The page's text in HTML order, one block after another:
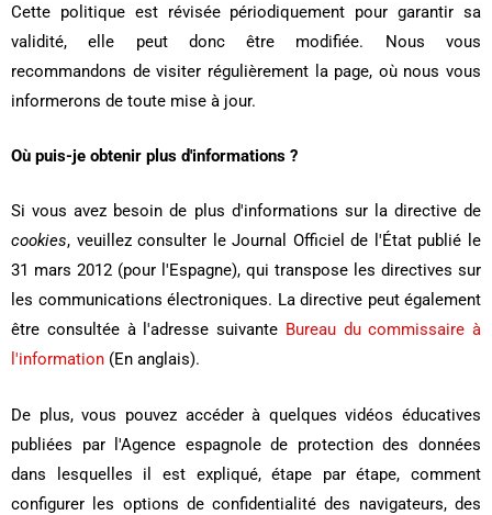
Cette politique est révisée périodiquement pour garantir sa
validité, elle peut donc être modifiée. Nous vous
recommandons de visiter régulièrement la page, où nous vous
informerons de toute mise à jour.
Où puis-je obtenir plus d'informations ?
Si vous avez besoin de plus d'informations sur la directive de
cookies, veuillez consulter le Journal Officiel de l'État publié le
31 mars 2012 (pour l'Espagne), qui transpose les directives sur
les communications électroniques. La directive peut également
être consultée à l'adresse suivante Bureau du commissaire à
l'information (En anglais).
De plus, vous pouvez accéder à quelques vidéos éducatives
publiées par l'Agence espagnole de protection des données
dans lesquelles il est expliqué, étape par étape, comment
configurer les options de confidentialité des navigateurs, des